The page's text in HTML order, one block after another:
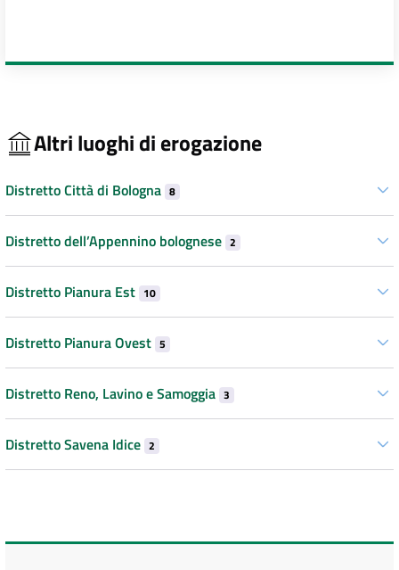
Altri luoghi di erogazione
Distretto Città di Bologna 8
Distretto dell’Appennino bolognese 2
Distretto Pianura Est 10
Distretto Pianura Ovest 5
Distretto Reno, Lavino e Samoggia 3
Distretto Savena Idice 2